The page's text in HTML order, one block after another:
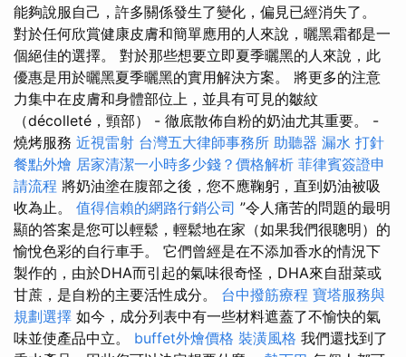
能夠說服自己，許多關係發生了變化，偏見已經消失了。
對於任何欣賞健康皮膚和簡單應用的人來說，曬黑霜都是一
個絕佳的選擇。 對於那些想要立即夏季曬黑的人來說，此
優惠是用於曬黑夏季曬黑的實用解決方案。 將更多的注意
力集中在皮膚和身體部位上，並具有可見的皺紋
（décolleté，頸部） - 徹底散佈自粉的奶油尤其重要。 -
燒烤服務 近視雷射 台灣五大律師事務所 助聽器 漏水 打針
餐點外燴 居家清潔一小時多少錢？價格解析 菲律賓簽證申
請流程 將奶油塗在腹部之後，您不應鞠躬，直到奶油被吸
收為止。 值得信賴的網路行銷公司 ”令人痛苦的問題的最明
顯的答案是您可以輕鬆，輕鬆地在家（如果我們很聰明）的
愉悅色彩的自行車手。 它們曾經是在不添加香水的情況下
製作的，由於DHA而引起的氣味很奇怪，DHA來自甜菜或
甘蔗，是自粉的主要活性成分。 台中撥筋療程 寶塔服務與
規劃選擇 如今，成分列表中有一些材料遮蓋了不愉快的氣
味並使產品中立。 buffet外燴價格 裝潢風格 我們還找到了